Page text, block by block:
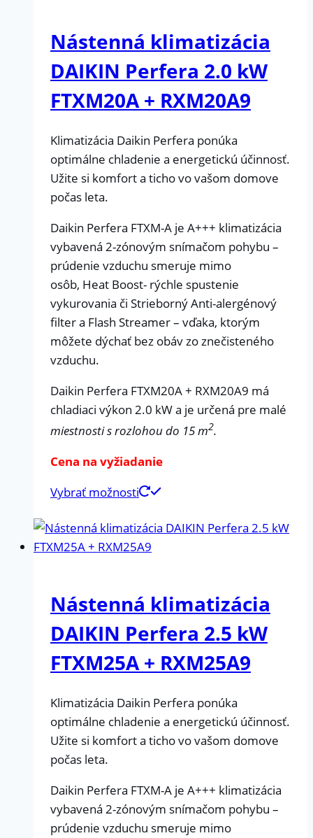
Nástenná klimatizácia
DAIKIN Perfera 2.0 kW
FTXM20A + RXM20A9
Klimatizácia Daikin Perfera ponúka
optimálne chladenie a energetickú účinnosť.
Užite si komfort a ticho vo vašom domove
počas leta.
Daikin Perfera FTXM-A je A+++ klimatizácia
vybavená 2-zónovým snímačom pohybu –
prúdenie vzduchu smeruje mimo
osôb, Heat Boost- rýchle spustenie
vykurovania či Strieborný Anti-alergénový
filter a Flash Streamer – vďaka, ktorým
môžete dýchať bez obáv zo znečisteného
vzduchu.
Daikin Perfera FTXM20A + RXM20A9 má
chladiaci výkon 2.0 kW a je určená pre malé
miestnosti s rozlohou do 15 m2.
Cena na vyžiadanie
Vybrať možnosti
Nástenná klimatizácia
DAIKIN Perfera 2.5 kW
FTXM25A + RXM25A9
Klimatizácia Daikin Perfera ponúka
optimálne chladenie a energetickú účinnosť.
Užite si komfort a ticho vo vašom domove
počas leta.
Daikin Perfera FTXM-A je A+++ klimatizácia
vybavená 2-zónovým snímačom pohybu –
prúdenie vzduchu smeruje mimo